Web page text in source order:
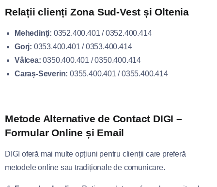
Relații clienți Zona Sud-Vest și Oltenia
Mehedinți: 0352.400.401 / 0352.400.414
Gorj: 0353.400.401 / 0353.400.414
Vâlcea: 0350.400.401 / 0350.400.414
Caraș-Severin: 0355.400.401 / 0355.400.414
Metode Alternative de Contact DIGI –
Formular Online și Email
DIGI oferă mai multe opțiuni pentru clienții care preferă
metodele online sau tradiționale de comunicare.